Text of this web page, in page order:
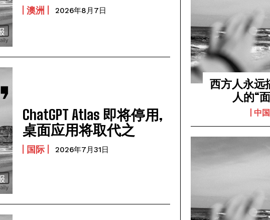
澳洲 2026年8月7日
ChatGPT Atlas 即将停用,
桌面应用将取代之
国际 2026年7月31日
西方人永远
人的“
中国